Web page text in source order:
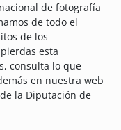
de fotografía
de todo el
de los
esta
consulta lo que
en nuestra web
la Diputación de